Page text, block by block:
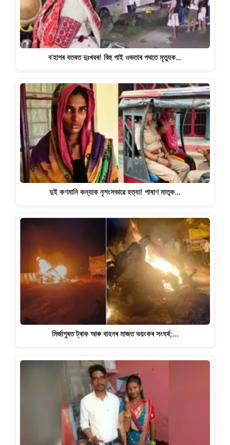
k
ব’হাগৰ বতৰত দুঃখবৰ! বিহু গাই ওভতাৰ পথতে মৃত্যুক…
দুই কণমানি কন্যাক নৃশংসভাৱে হত্যা! পাষাণ মাতৃক…
মিৰ্জাপুৰত ট্ৰাক আৰু বাহনৰ মাজত ভয়ংকৰ সংঘৰ্ষ;…